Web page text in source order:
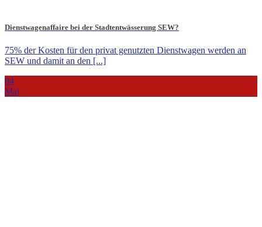
Dienstwagenaffaire bei der Stadtentwässerung SEW?
75% der Kosten für den privat genutzten Dienstwagen werden an
SEW und damit an den [...]
04
Mai